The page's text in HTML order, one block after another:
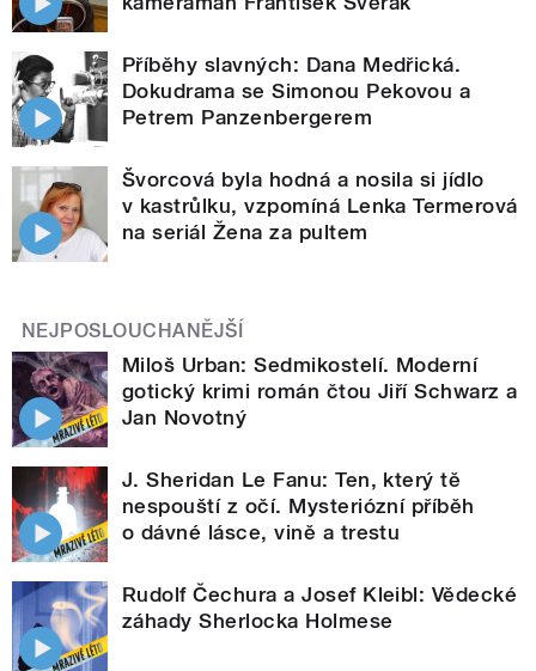
Příběhy slavných: Dana Medřická.
Dokudrama se Simonou Pekovou a
Petrem Panzenbergerem
Švorcová byla hodná a nosila si jídlo
v kastrůlku, vzpomíná Lenka Termerová
na seriál Žena za pultem
NEJPOSLOUCHANĚJŠÍ
Miloš Urban: Sedmikostelí. Moderní
gotický krimi román čtou Jiří Schwarz a
Jan Novotný
J. Sheridan Le Fanu: Ten, který tě
nespouští z očí. Mysteriózní příběh
o dávné lásce, vině a trestu
Rudolf Čechura a Josef Kleibl: Vědecké
záhady Sherlocka Holmese